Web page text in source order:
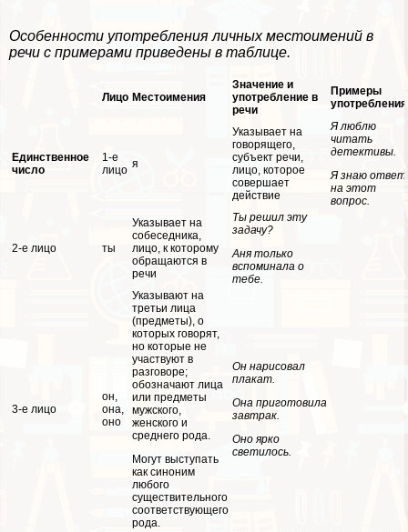
Особенности употрeбления личных местоимений в
речи с примерами приведены в таблице.
Лицо Местоимения
Значение и
употрeбление в
речи
Примеры
употрeбления
Единственное
число
1-е
лицо я
Указывает на
говорящего,
субъект речи,
лицо, которое
совершает
действие
Я люблю
читать
детективы.
Я знаю ответ
на этот
вопрос.
2-е лицо ты
Указывает на
собеседника,
лицо, к которому
обращаются в
речи
Ты решил эту
задачу?
Аня только
вспоминала о
тебе.
3-е лицо
он,
она,
оно
Указывают на
третьи лица
(предметы), о
которых говорят,
но которые не
участвуют в
разговоре;
обозначают лица
или предметы
мужского,
женского и
среднего рода.
Могут выступать
как синоним
любого
существительного
соответствующего
рода.
Он нарисовал
плакат.
Она приготовила
завтpaк.
Оно ярко
светилось.